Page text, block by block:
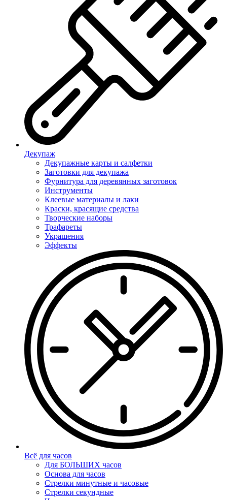
Декупаж
Декупажные карты и салфетки
Заготовки для декупажа
Фурнитура для деревянных заготовок
Инструменты
Клеевые материалы и лаки
Краски, красящие средства
Творческие наборы
Трафареты
Украшения
Эффекты
Всё для часов
Для БОЛЬШИХ часов
Основа для часов
Стрелки минутные и часовые
Стрелки секундные